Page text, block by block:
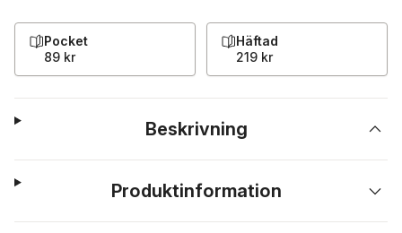
Pocket
89 kr
Häftad
219 kr
Beskrivning
Produktinformation